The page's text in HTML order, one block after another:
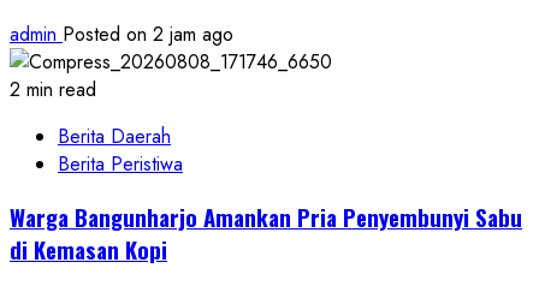
admin Posted on 2 jam ago
2 min read
Berita Daerah
Berita Peristiwa
Warga Bangunharjo Amankan Pria Penyembunyi Sabu
di Kemasan Kopi